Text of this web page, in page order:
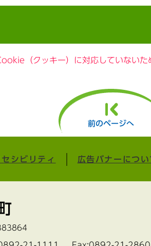
（クッキー）に対応していないた
前のページへ
シビリティ 広告バナーについ